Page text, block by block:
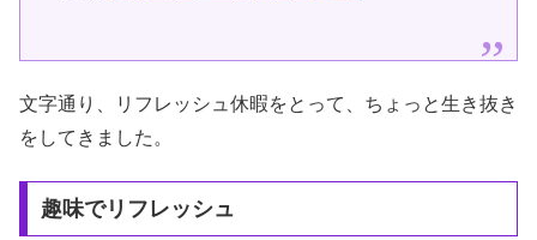
文字通り、リフレッシュ休暇をとって、ちょっと生き抜き
をしてきました。
趣味でリフレッシュ